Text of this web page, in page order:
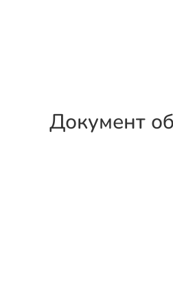
Документ